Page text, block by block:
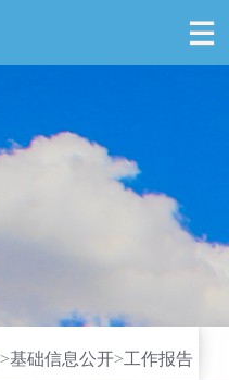
>基础信息公开>工作报告